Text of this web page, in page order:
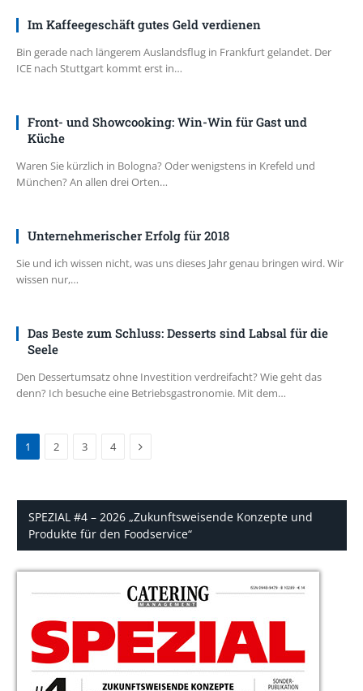
Im Kaffeegeschäft gutes Geld verdienen
Bin gerade nach längerem Auslandsflug in Frankfurt gelandet. Der
ICE nach Stuttgart kommt erst in…
Front- und Showcooking: Win-Win für Gast und
Küche
Waren Sie kürzlich in Bologna? Oder wenigstens in Krefeld und
München? An allen drei Orten…
Unternehmerischer Erfolg für 2018
Sie und ich wissen nicht, was uns dieses Jahr genau bringen wird. Wir
wissen nur,…
Das Beste zum Schluss: Desserts sind Labsal für die
Seele
Den Dessertumsatz ohne Investition verdreifacht? Wie geht das
denn? Ich besuche eine Betriebsgastronomie. Mit dem…
1 2 3 4 Next
SPEZIAL #4 – 2026 „Zukunftsweisende Konzepte und
Produkte für den Foodservice“